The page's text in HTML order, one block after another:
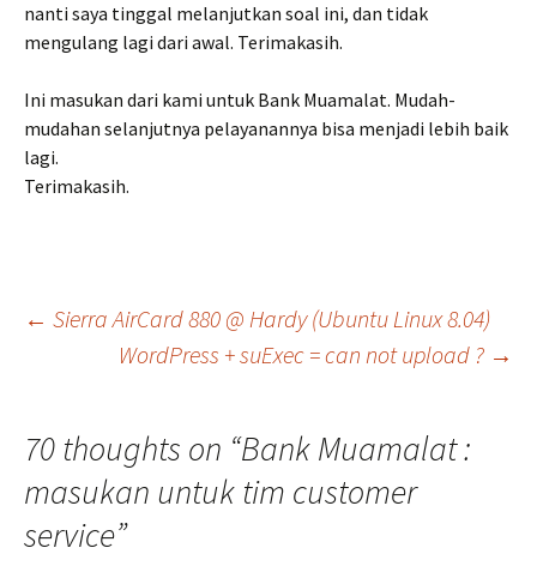
nanti saya tinggal melanjutkan soal ini, dan tidak
mengulang lagi dari awal. Terimakasih.
Ini masukan dari kami untuk Bank Muamalat. Mudah-
mudahan selanjutnya pelayanannya bisa menjadi lebih baik
lagi.
Terimakasih.
Post
← Sierra AirCard 880 @ Hardy (Ubuntu Linux 8.04)
WordPress + suExec = can not upload ? →
70 thoughts on “Bank Muamalat :
masukan untuk tim customer
service”